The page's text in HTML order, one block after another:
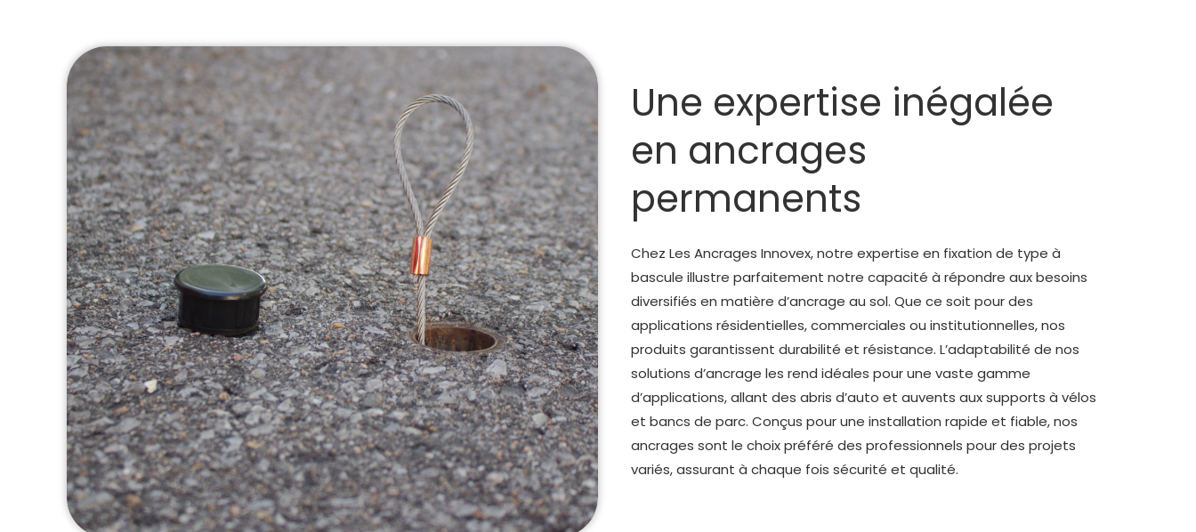
Une expertise inégalée
en ancrages
permanents
Chez Les Ancrages Innovex, notre expertise en fixation de type à
bascule illustre parfaitement notre capacité à répondre aux besoins
diversifiés en matière d’ancrage au sol. Que ce soit pour des
applications résidentielles, commerciales ou institutionnelles, nos
produits garantissent durabilité et résistance. L’adaptabilité de nos
solutions d’ancrage les rend idéales pour une vaste gamme
d’applications, allant des abris d’auto et auvents aux supports à vélos
et bancs de parc. Conçus pour une installation rapide et fiable, nos
ancrages sont le choix préféré des professionnels pour des projets
variés, assurant à chaque fois sécurité et qualité.